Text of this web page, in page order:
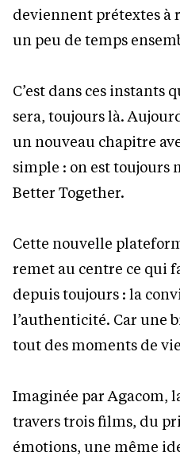
deviennent prétextes à
un peu de temps
C’est dans ces instants
sera, toujours là.
un nouveau chapitre
simple : on est toujours
Better Together.
Cette nouvelle
remet au centre ce qui
depuis toujours : la
l’authenticité. Car une
tout des moments de
Imaginée par Agacom,
travers trois films, du
émotions, une même